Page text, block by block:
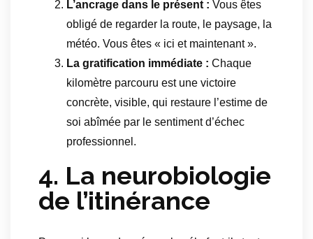
L’ancrage dans le présent : Vous êtes
obligé de regarder la route, le paysage, la
météo. Vous êtes « ici et maintenant ».
La gratification immédiate : Chaque
kilomètre parcouru est une victoire
concrète, visible, qui restaure l’estime de
soi abîmée par le sentiment d’échec
professionnel.
4. La neurobiologie
de l’itinérance